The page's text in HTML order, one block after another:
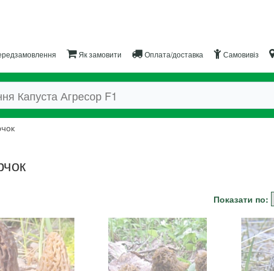
Як замовити Оплата/доставка Самовивіз
Показати по: